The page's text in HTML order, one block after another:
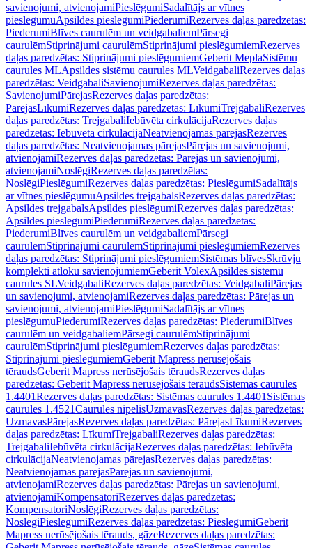
savienojumi, atvienojamiPieslēgumiSadalītājs ar vītnes
pieslēgumuApsildes pieslēgumiPiederumiRezerves daļas paredzētas:
PiederumiBlīves caurulēm un veidgabaliemPārsegi
caurulēmStiprinājumi caurulēmStiprinājumi pieslēgumiemRezerves
daļas paredzētas: Stiprinājumi pieslēgumiemGeberit MeplaSistēmu
caurules MLApsildes sistēmu caurules MLVeidgabaliRezerves daļas
paredzētas: VeidgabaliSavienojumiRezerves daļas paredzētas:
SavienojumiPārejasRezerves daļas paredzētas:
PārejasLīkumiRezerves daļas paredzētas: LīkumiTrejgabaliRezerves
daļas paredzētas: TrejgabaliIebūvēta cirkulācijaRezerves daļas
paredzētas: Iebūvēta cirkulācijaNeatvienojamas pārejasRezerves
daļas paredzētas: Neatvienojamas pārejasPārejas un savienojumi,
atvienojamiRezerves daļas paredzētas: Pārejas un savienojumi,
atvienojamiNoslēgiRezerves daļas paredzētas:
NoslēgiPieslēgumiRezerves daļas paredzētas: PieslēgumiSadalītājs
ar vītnes pieslēgumuApsildes trejgabalsRezerves daļas paredzētas:
Apsildes trejgabalsApsildes pieslēgumiRezerves daļas paredzētas:
Apsildes pieslēgumiPiederumiRezerves daļas paredzētas:
PiederumiBlīves caurulēm un veidgabaliemPārsegi
caurulēmStiprinājumi caurulēmStiprinājumi pieslēgumiemRezerves
daļas paredzētas: Stiprinājumi pieslēgumiemSistēmas blīvesSkrūvju
komplekti atloku savienojumiemGeberit VolexApsildes sistēmu
caurules SLVeidgabaliRezerves daļas paredzētas: VeidgabaliPārejas
un savienojumi, atvienojamiRezerves daļas paredzētas: Pārejas un
savienojumi, atvienojamiPieslēgumiSadalītājs ar vītnes
pieslēgumuPiederumiRezerves daļas paredzētas: PiederumiBlīves
caurulēm un veidgabaliemPārsegi caurulēmStiprinājumi
caurulēmStiprinājumi pieslēgumiemRezerves daļas paredzētas:
Stiprinājumi pieslēgumiemGeberit Mapress nerūsējošais
tēraudsGeberit Mapress nerūsējošais tēraudsRezerves daļas
paredzētas: Geberit Mapress nerūsējošais tēraudsSistēmas caurules
1.4401Rezerves daļas paredzētas: Sistēmas caurules 1.4401 Sistēmas
caurules 1.4521Caurules nipelisUzmavasRezerves daļas paredzētas:
UzmavasPārejasRezerves daļas paredzētas: PārejasLīkumiRezerves
daļas paredzētas: LīkumiTrejgabaliRezerves daļas paredzētas:
TrejgabaliIebūvēta cirkulācijaRezerves daļas paredzētas: Iebūvēta
cirkulācijaNeatvienojamas pārejasRezerves daļas paredzētas:
Neatvienojamas pārejasPārejas un savienojumi,
atvienojamiRezerves daļas paredzētas: Pārejas un savienojumi,
atvienojamiKompensatoriRezerves daļas paredzētas:
KompensatoriNoslēgiRezerves daļas paredzētas:
NoslēgiPieslēgumiRezerves daļas paredzētas: PieslēgumiGeberit
Mapress nerūsējošais tērauds, gāzeRezerves daļas paredzētas: